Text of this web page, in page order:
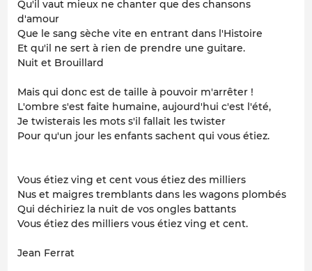
Qu'il vaut mieux ne chanter que des chansons
d'amour
Que le sang sèche vite en entrant dans l'Histoire
Et qu'il ne sert à rien de prendre une guitare.
Nuit et Brouillard
Mais qui donc est de taille à pouvoir m'arrêter !
L'ombre s'est faite humaine, aujourd'hui c'est l'été,
Je twisterais les mots s'il fallait les twister
Pour qu'un jour les enfants sachent qui vous étiez.
Vous étiez ving et cent vous étiez des milliers
Nus et maigres tremblants dans les wagons plombés
Qui déchiriez la nuit de vos ongles battants
Vous étiez des milliers vous étiez ving et cent.
Jean Ferrat